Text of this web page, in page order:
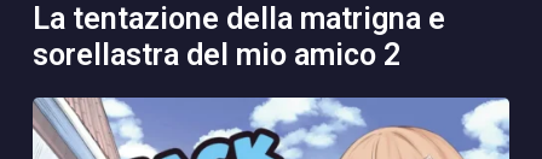
la tentazione della matrigna e
sorellastra del mio amico 2